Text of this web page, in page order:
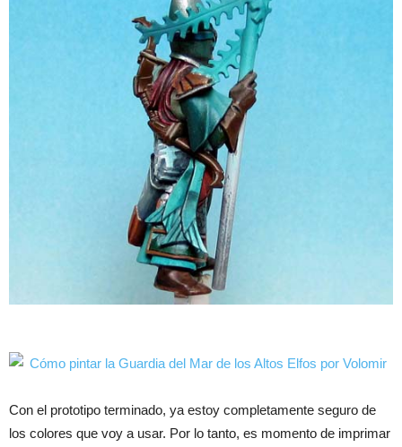
Con el prototipo terminado, ya estoy completamente seguro de
los colores que voy a usar. Por lo tanto, es momento de imprimar